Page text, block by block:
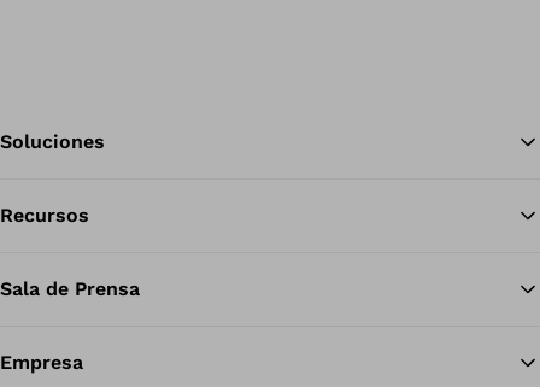
Soluciones
Recursos
Sala de Prensa
Empresa